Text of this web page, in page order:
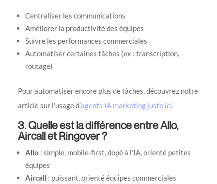
Centraliser les communications
Améliorer la productivité des équipes
Suivre les performances commerciales
Automatiser certaines tâches (ex : transcription,
routage)
Pour automatiser encore plus de tâches, découvrez notre
article sur l’usage d’agents IA marketing juste ici.
3. Quelle est la différence entre Allo,
Aircall et Ringover ?
Allo : simple, mobile-first, dopé à l’IA, orienté petites
équipes
Aircall : puissant, orienté équipes commerciales